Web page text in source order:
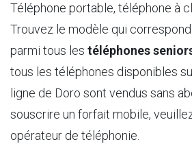
Téléphone portable, téléphone à clapet, smartphone…
Trouvez le modèle qui
parmi tous les téléphones
tous les téléphones disponibles
ligne de Doro sont vendus sans
souscrire un forfait mobile,
opérateur de téléphonie.